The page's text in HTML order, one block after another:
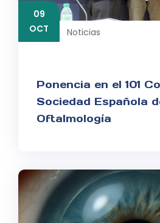
09
OCT
Noticias
Ponencia en el 101
Sociedad Española
Oftalmología